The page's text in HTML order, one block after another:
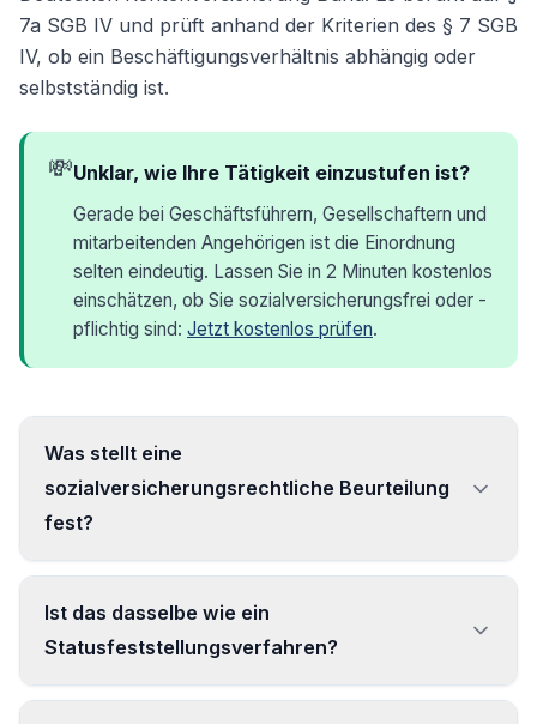
7a SGB IV und prüft anhand der Kriterien des § 7 SGB
IV, ob ein Beschäftigungsverhältnis abhängig oder
selbstständig ist.
💸Unklar, wie Ihre Tätigkeit einzustufen ist?
Gerade bei Geschäftsführern, Gesellschaftern und
mitarbeitenden Angehörigen ist die Einordnung
selten eindeutig. Lassen Sie in 2 Minuten kostenlos
einschätzen, ob Sie sozialversicherungsfrei oder -
pflichtig sind: Jetzt kostenlos prüfen.
Was stellt eine
sozialversicherungsrechtliche Beurteilung
fest?
abhängig beschäftigt oder selbstständig
ausgeübt wird. Daraus ergibt sich, ob Beiträge
zu zahlen sind.
Ist das dasselbe wie ein
Statusfeststellungsverfahren?